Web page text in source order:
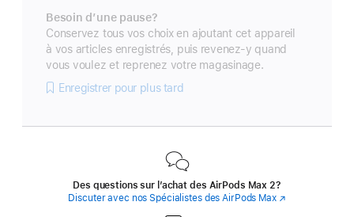
Besoin d’une pause?
Conservez tous vos choix en ajoutant cet appareil
à vos articles enregistrés, puis revenez-y quand
vous voulez et reprenez votre magasinage.
Enregistrer pour plus tard
Des questions sur l’achat des AirPods Max 2?
Discuter avec nos Spécialistes des AirPods Max(s’ouvre